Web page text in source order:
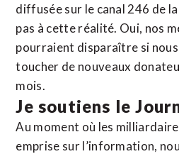
diffusée sur le canal 246 de la
pas à cette réalité. Oui, nos
pourraient disparaître si nous
toucher de nouveaux
mois.
Je soutiens le
Au moment où les
emprise sur l’information,